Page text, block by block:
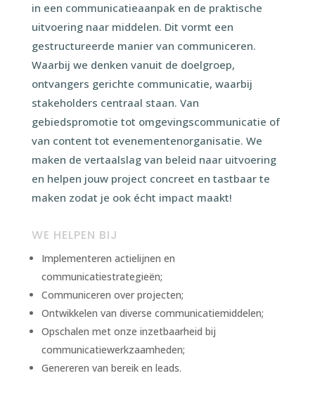
in een communicatieaanpak en de praktische
uitvoering naar middelen. Dit vormt een
gestructureerde manier van communiceren.
Waarbij we denken vanuit de doelgroep,
ontvangers gerichte communicatie, waarbij
stakeholders centraal staan. Van
gebiedspromotie tot omgevingscommunicatie of
van content tot evenementenorganisatie. We
maken de vertaalslag van beleid naar uitvoering
en helpen jouw project concreet en tastbaar te
maken zodat je ook écht impact maakt!
WE HELPEN BIJ
Implementeren actielijnen en
communicatiestrategieën;
Communiceren over projecten;
Ontwikkelen van diverse communicatiemiddelen;
Opschalen met onze inzetbaarheid bij
communicatiewerkzaamheden;
Genereren van bereik en leads.